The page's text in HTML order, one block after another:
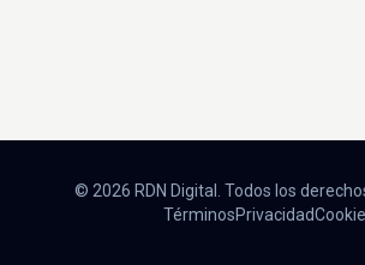
© 2026 RDN Digital. Todos los
TérminosPrivacidad